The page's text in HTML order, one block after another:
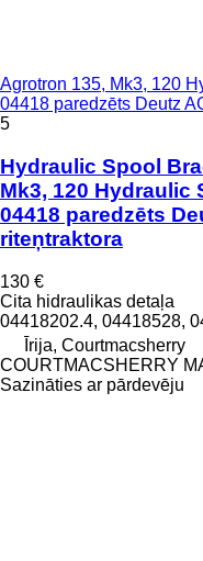
Agrotron 135, Mk3, 120
04418 paredzēts Deutz
5
Hydraulic Spool
Mk3, 120 Hydraulic
04418 paredzēts
riteņtraktora
130 €
Cita hidraulikas detaļa
04418202.4, 04418528,
Īrija, Courtmacsherry
COURTMACSHERRY
Sazināties ar pārdevēju